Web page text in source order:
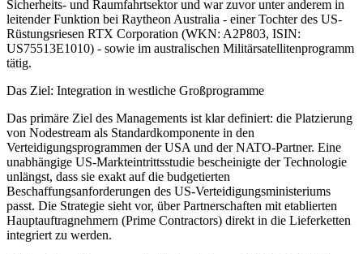
Sicherheits- und Raumfahrtsektor und war zuvor unter anderem in
leitender Funktion bei Raytheon Australia - einer Tochter des US-
Rüstungsriesen RTX Corporation (WKN: A2P803, ISIN:
US75513E1010) - sowie im australischen Militärsatellitenprogramm
tätig.
Das Ziel: Integration in westliche Großprogramme
Das primäre Ziel des Managements ist klar definiert: die Platzierung
von Nodestream als Standardkomponente in den
Verteidigungsprogrammen der USA und der NATO-Partner. Eine
unabhängige US-Markteintrittsstudie bescheinigte der Technologie
unlängst, dass sie exakt auf die budgetierten
Beschaffungsanforderungen des US-Verteidigungsministeriums
passt. Die Strategie sieht vor, über Partnerschaften mit etablierten
Hauptauftragnehmern (Prime Contractors) direkt in die Lieferketten
integriert zu werden.